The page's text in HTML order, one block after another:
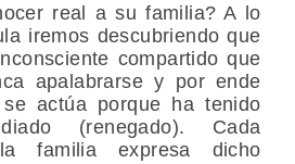
real a su familia? A lo
iremos descubriendo que
compartido que
apalabrarse y por ende
actúa porque ha tenido
(renegado). Cada
familia expresa dicho